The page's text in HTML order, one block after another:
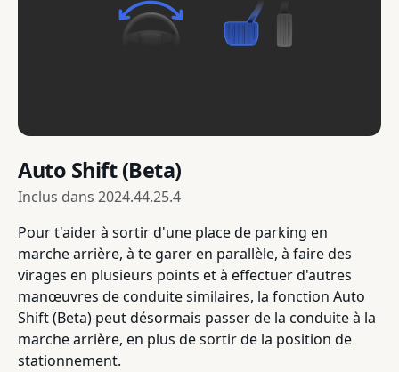
Auto Shift (Beta)
Inclus dans 2024.44.25.4
Pour t'aider à sortir d'une place de parking en
marche arrière, à te garer en parallèle, à faire des
virages en plusieurs points et à effectuer d'autres
manœuvres de conduite similaires, la fonction Auto
Shift (Beta) peut désormais passer de la conduite à la
marche arrière, en plus de sortir de la position de
stationnement.